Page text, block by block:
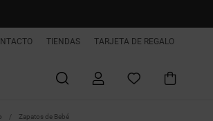
TIENDAS TARJETA DE REGALO
Zapatos de Bebé